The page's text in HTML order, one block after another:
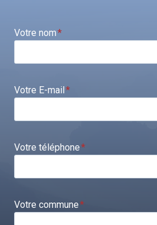
Votre nom*
Votre E-mail*
Votre téléphone*
Votre commune*